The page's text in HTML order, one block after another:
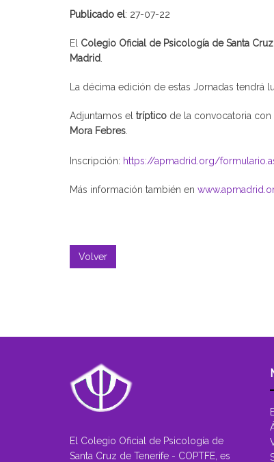
Publicado el: 27-07-22
El Colegio Oficial de Psicología de Santa
Madrid
La décima edición de estas Jornadas tendrá
Adjuntamos el tríptico de la convocatoria
Mora Febres
Inscripción: https://apmadrid.org/
Más información también en
Volver
El Colegio Oficial de Psicología de
Santa Cruz de Tenerife - COPTFE, es